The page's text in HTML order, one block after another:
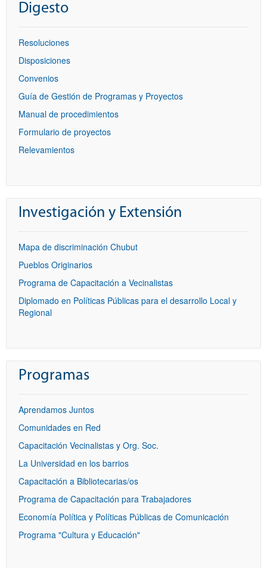
Digesto
Resoluciones
Disposiciones
Convenios
Guía de Gestión de Programas y Proyectos
Manual de procedimientos
Formulario de proyectos
Relevamientos
Investigación y Extensión
Mapa de discriminación Chubut
Pueblos Originarios
Programa de Capacitación a Vecinalistas
Diplomado en Políticas Públicas para el desarrollo Local y
Regional
Programas
Aprendamos Juntos
Comunidades en Red
Capacitación Vecinalistas y Org. Soc.
La Universidad en los barrios
Capacitación a Bibliotecarias/os
Programa de Capacitación para Trabajadores
Economía Política y Políticas Públicas de Comunicación
Programa "Cultura y Educación"